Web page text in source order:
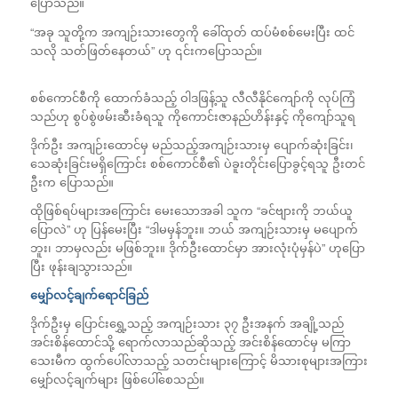
“အခု သူတို့က အကျဉ်းသားတွေကို ခေါ်ထုတ် ထပ်မံစစ်မေးပြီး ထင်
သလို သတ်ဖြတ်နေတယ်” ဟု ၎င်းကပြောသည်။
စစ်ကောင်စီကို ထောက်ခံသည့် ဝါဒဖြန့်သူ လီလီနိုင်ကျော်ကို လုပ်ကြံ
သည်ဟု စွပ်စွဲဖမ်းဆီးခံရသူ ကိုကောင်းဇာနည်ဟိန်းနှင့် ကိုကျော်သူရ
ဒိုက်ဦး အကျဉ်းထောင်မှ မည်သည့်အကျဉ်းသားမှ ပျောက်ဆုံးခြင်း၊
သေဆုံးခြင်းမရှိကြောင်း စစ်ကောင်စီ၏ ပဲခူးတိုင်းပြောခွင့်ရသူ ဦးတင်
ဦးက ပြောသည်။
ထိုဖြစ်ရပ်များအကြောင်း မေးသောအခါ သူက “ခင်ဗျားကို ဘယ်ယူ
ပြောလဲ” ဟု ပြန်မေးပြီး “ဒါမမှန်ဘူး။ ဘယ် အကျဉ်းသားမှ မပျောက်
ဘူး၊ ဘာမှလည်း မဖြစ်ဘူး။ ဒိုက်ဦးထောင်မှာ အားလုံးပုံမှန်ပဲ” ဟုပြော
ပြီး ဖုန်းချသွားသည်။
မျှော်လင့်ချက်ရောင်ခြည်
ဒိုက်ဦးမှ ပြောင်းရွှေ့သည့် အကျဉ်းသား ၃၇ ဦးအနက် အချို့သည်
အင်းစိန်ထောင်သို့ ရောက်လာသည်ဆိုသည့် အင်းစိန်ထောင်မှ မကြာ
သေးမီက ထွက်ပေါ်လာသည့် သတင်းများကြောင့် မိသားစုများအကြား
မျှော်လင့်ချက်များ ဖြစ်ပေါ်စေသည်။